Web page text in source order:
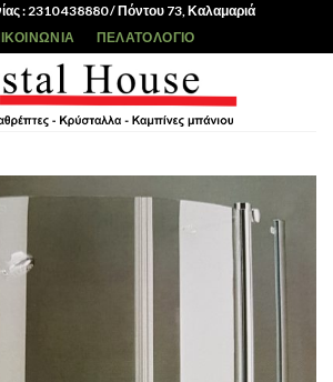
: 2310 438880 / Πόντου 73, Καλαμαριά
ΠΕΛΑΤΟΛΌΓΙΟ